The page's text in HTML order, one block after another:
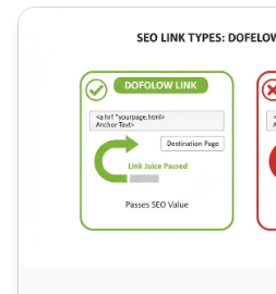
¿Los enlaces Nofollow